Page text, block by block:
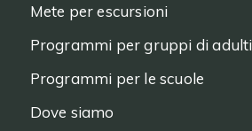
Mete per escursioni
Programmi per gruppi di adulti
Programmi per le scuole
Dove siamo